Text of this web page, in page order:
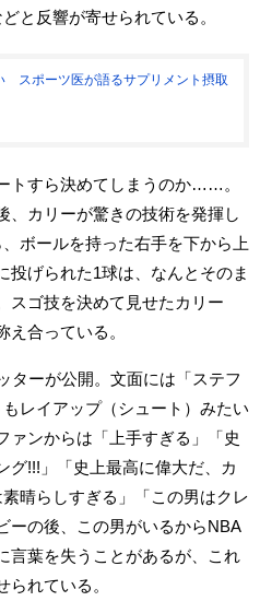
と反響が寄せられている。
スポーツ医が語るサプリメント摂取
トすら決めてしまうのか……。
、カリーが驚きの技術を発揮し
ボールを持った右手を下から上
投げられた1球は、なんとそのま
スゴ技を決めて見せたカリー
合っている。
ーが公開。文面には「ステフ
レイアップ（シュート）みたい
ァンからは「上手すぎる」「史
グ!!!」「史上最高に偉大だ、カ
晴らしすぎる」「この男はクレ
ーの後、この男がいるからNBA
言葉を失うことがあるが、これ
られている。